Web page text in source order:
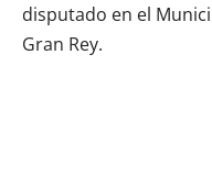
disputado en el
Gran Rey.